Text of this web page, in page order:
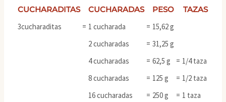
CUCHARADITAS CUCHARADAS PESO
TAZAS
3cucharaditas
= 1 cucharada = 15,62 g
2 cucharadas
= 31,25 g
4 cucharadas
= 62,5 g = 1/4 taza
8 cucharadas
= 125 g = 1/2 taza
16 cucharadas
= 250 g = 1 taza